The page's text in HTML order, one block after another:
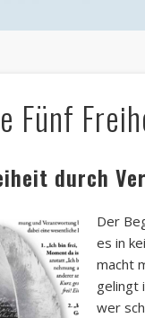
Fünf
durch
Der
es in
macht
gelingt
wer